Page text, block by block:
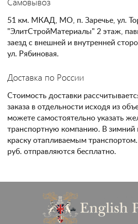
51 км. МКАД, МО, п. Заречье, ул.
"ЭлитСтройМатериалы" 2 этаж,
заезд с внешней и внутренней
ул. Рябиновая.
Доставка по России
Стоимость доставки
заказа в отдельности исходя из
можете самостоятельно указать
транспортную компанию. В зимний
краску отапливаемым
руб. отправляются бесплатно.